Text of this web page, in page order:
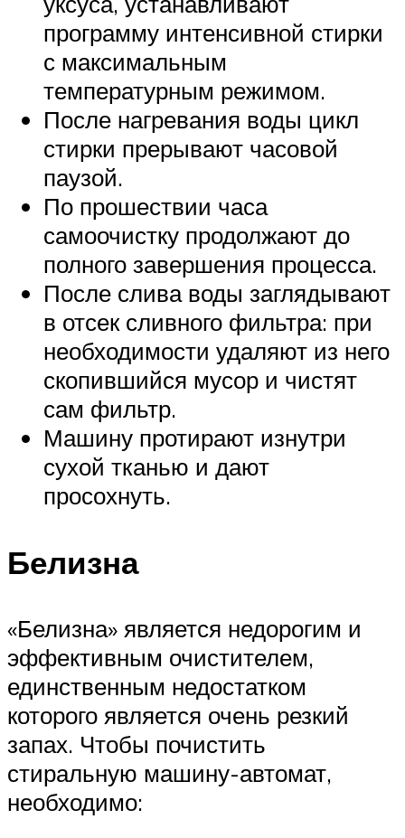
программу интенсивной стирки
с максимальным
температурным режимом.
После нагревания воды цикл
стирки прерывают часовой
паузой.
По прошествии часа
самоочистку продолжают до
полного завершения процесса.
После слива воды заглядывают
в отсек сливного фильтра: при
необходимости удаляют из него
скопившийся мусор и чистят
сам фильтр.
Машину протирают изнутри
сухой тканью и дают
просохнуть.
Белизна
«Белизна» является недорогим и
эффективным очистителем,
единственным недостатком
которого является очень резкий
запах. Чтобы почистить
стиральную машину-автомат,
необходимо: